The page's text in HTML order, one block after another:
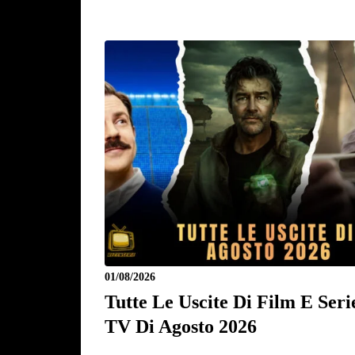
01/08/2026
Tutte Le Uscite Di Film E
TV Di Agosto 2026